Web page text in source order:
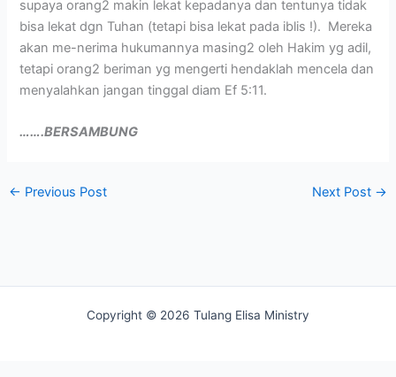
supaya orang2 makin lekat kepadanya dan tentunya tidak
bisa lekat dgn Tuhan (tetapi bisa lekat pada iblis !). Mereka
akan me-nerima hukumannya masing2 oleh Hakim yg adil,
tetapi orang2 beriman yg mengerti hendaklah mencela dan
menyalahkan jangan tinggal diam Ef 5:11.
…….BERSAMBUNG
← Previous Post Next Post →
Copyright © 2026 Tulang Elisa Ministry